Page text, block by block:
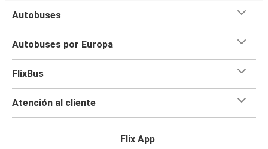
Autobuses
Autobuses por Europa
FlixBus
Atención al cliente
Flix App